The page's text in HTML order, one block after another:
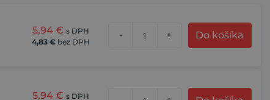
5,94 € s DPH
4,83 € bez DPH
- + Do košíka
5,94 € s DPH